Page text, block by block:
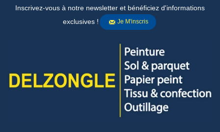
Inscrivez-vous à notre newsletter et bénéficiez d'informations
exclusives !
Je M'inscris